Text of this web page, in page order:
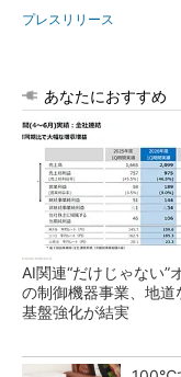
プレスリリース
あなたにおすすめ
AI関連“だけじゃない”
の制御機器事業、地道
基盤強化が結実